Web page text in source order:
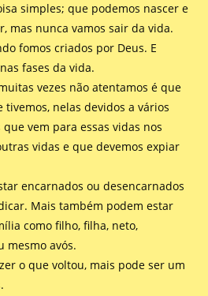
simples; que podemos nascer e
mas nunca vamos sair da vida.
fomos criados por Deus. E
fases da vida.
vezes não atentamos é que
tivemos, nelas devidos a vários
vem para essas vidas nos
vidas e que devemos expiar
encarnados ou desencarnados
Mais também podem estar
como filho, filha, neto,
mesmo avós.
o que voltou, mais pode ser um